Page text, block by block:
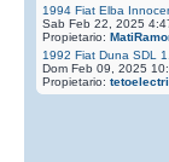
1994 Fiat Elba
Sab Feb 22, 2025
Propietario:
1992 Fiat Duna SDL
Dom Feb 09, 2025
Propietario: